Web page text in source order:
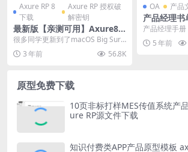
Axure RP 8
下载
Axure RP 授权破
解密钥
最新版【亲测可用】Axure8.
1.0.3395 Axure 8.1.0.3388授
权码注册码序列码 lisence
很多同学更新到了macOS Big Sur
以上的版本，axure 需要更新到A
x... 3 年前 56.8K
OA 产品
产品经理书
接】
产品经理手
思维30讲 – 梁
5 年前
原型免费下载
10页非标打样MES传值系统产
ure RP源文件下载
知识付费类APP产品原型模板